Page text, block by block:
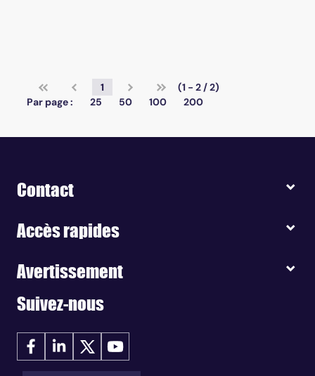
1
(1 - 2 / 2)
Par page :
25 50 100 200
Contact
Accès rapides
Avertissement
Suivez-nous